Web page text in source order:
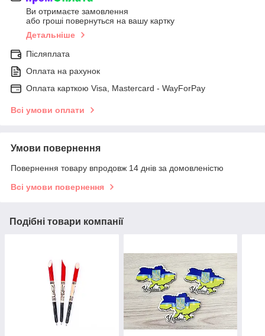
Ви отримаєте замовлення
або гроші повернуться на вашу картку
Детальніше
Післяплата
Оплата на рахунок
Оплата карткою Visa, Mastercard - WayForPay
Всі умови оплати
Умови повернення
Повернення товару впродовж 14 днів за домовленістю
Всі умови повернення
Подібні товари компанії